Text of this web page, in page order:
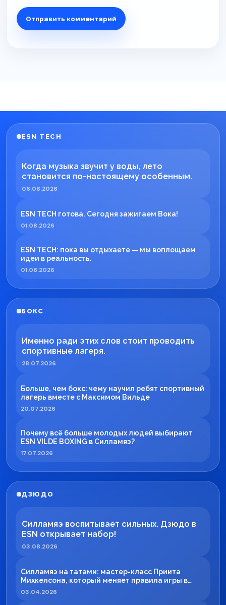
ESN TECH
Когда музыка звучит у воды, лето
становится по-настоящему особенным.
06.08.2026
ESN TECH готова. Сегодня зажигаем Вока!
01.08.2026
ESN TECH: пока вы отдыхаете — мы воплощаем
идеи в реальность.
01.08.2026
БОКС
Именно ради этих слов стоит проводить
спортивные лагеря.
28.07.2026
Больше, чем бокс: чему научил ребят спортивный
лагерь вместе с Максимом Вильде
20.07.2026
Почему всё больше молодых людей выбирают
ESN VILDE BOXING в Силламяэ?
17.07.2026
ДЗЮДО
Силламяэ воспитывает сильных. Дзюдо в
ESN открывает набор!
03.08.2026
Силламяэ на татами: мастер-класс Приита
Михкелсона, который меняет правила игры в
регионе
03.04.2026